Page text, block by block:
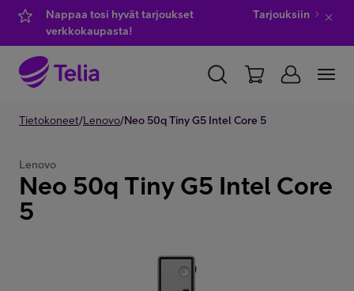
Nappaa tosi hyvät tarjoukset
verkkokaupasta!
Tarjouksiin
YKSITYISILLE YRITYKSILLE WHOLESALE
Kauppa
Tietokoneet/Lenovo/Neo 50q Tiny G5 Intel Core 5
Lenovo
Neo 50q Tiny G5 Intel Core
5